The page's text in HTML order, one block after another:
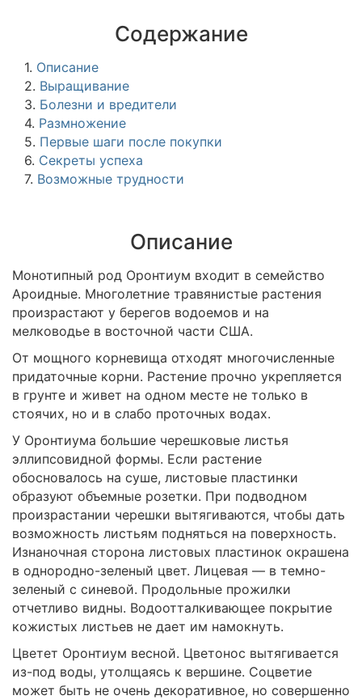
Содержание
1. Описание
2. Выращивание
3. Болезни и вредители
4. Размножение
5. Первые шаги после покупки
6. Секреты успеха
7. Возможные трудности
Описание
Монотипный род Оронтиум входит в семейство
Ароидные. Многолетние травянистые растения
произрастают у берегов водоемов и на
мелководье в восточной части США.
От мощного корневища отходят многочисленные
придаточные корни. Растение прочно укрепляется
в грунте и живет на одном месте не только в
стоячих, но и в слабо проточных водах.
У Оронтиума большие черешковые листья
эллипсовидной формы. Если растение
обосновалось на суше, листовые пластинки
образуют объемные розетки. При подводном
произрастании черешки вытягиваются, чтобы дать
возможность листьям подняться на поверхность.
Изнаночная сторона листовых пластинок окрашена
в однородно-зеленый цвет. Лицевая — в темно-
зеленый с синевой. Продольные прожилки
отчетливо видны. Водоотталкивающее покрытие
кожистых листьев не дает им намокнуть.
Цветет Оронтиум весной. Цветонос вытягивается
из-под воды, утолщаясь к вершине. Соцветие
может быть не очень декоративное, но совершенно